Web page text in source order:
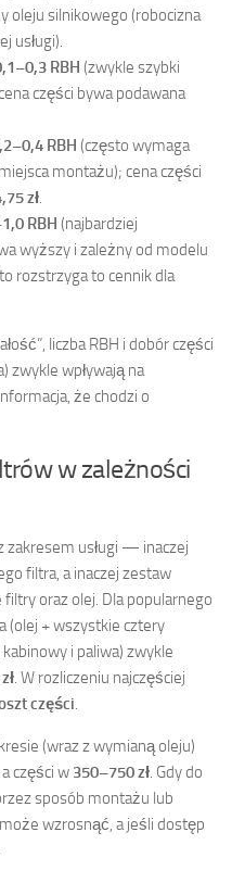
oleju silnikowego (robocizna
usługi).
RBH (zwykle szybki
części bywa podawana
RBH (często wymaga
montażu); cena części
zł
RBH (najbardziej
wyższy i zależny od modelu
rozstrzyga to cennik dla
liczba RBH i dobór części
zwykle wpływają na
że chodzi o
w zależności
zakresem usługi — inaczej
filtra, a inaczej zestaw
oraz olej. Dla popularnego
(olej + wszystkie cztery
i paliwa) zwykle
. W rozliczeniu najczęściej
części
(wraz z wymianą oleju)
, a części w 350–750 zł . Gdy do
sposób montażu lub
wzrosnąć, a jeśli dostęp